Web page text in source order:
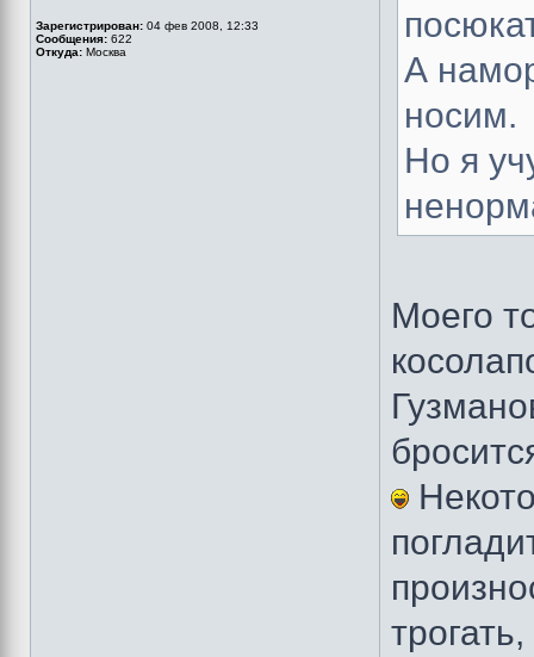
Зарегистрирован: 04 фев 2008, 12:33
Сообщения: 622
Откуда: Москва
А
носим.
Но я
Моего